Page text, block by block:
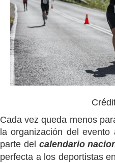
Cada vez queda menos
la organización del evento
parte del calendario
perfecta a los deportistas